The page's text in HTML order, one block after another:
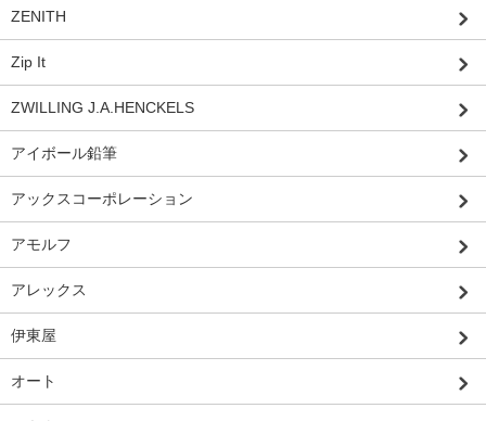
ZENITH
Zip It
ZWILLING J.A.HENCKELS
アイボール鉛筆
アックスコーポレーション
アモルフ
アレックス
伊東屋
オート